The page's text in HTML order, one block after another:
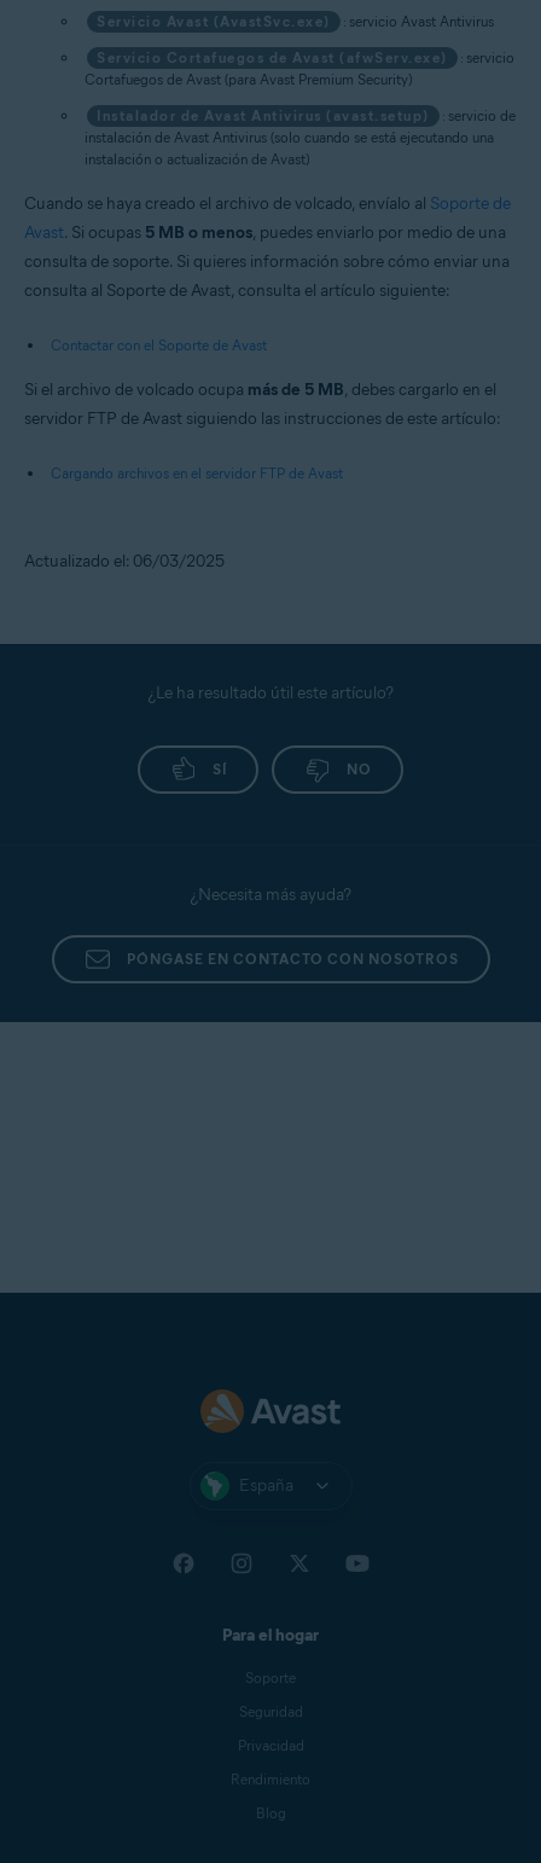
Servicio Avast (AvastSvc.exe)
: servicio Avast Antivirus
Servicio Cortafuegos de Avast (afwServ.exe)
: servicio
Cortafuegos de Avast (para Avast Premium Security)
Instalador de Avast Antivirus (avast.setup)
: servicio de
instalación de Avast Antivirus (solo cuando se está ejecutando una
instalación o actualización de Avast)
Cuando se haya creado el archivo de volcado, envíalo al Soporte de
Avast. Si ocupas 5 MB o menos, puedes enviarlo por medio de una
consulta de soporte. Si quieres información sobre cómo enviar una
consulta al Soporte de Avast, consulta el artículo siguiente:
Contactar con el Soporte de Avast
Si el archivo de volcado ocupa más de 5 MB, debes cargarlo en el
servidor FTP de Avast siguiendo las instrucciones de este artículo:
Cargando archivos en el servidor FTP de Avast
Actualizado el: 06/03/2025
¿Le ha resultado útil este artículo?
SÍ NO
¿Necesita más ayuda?
PÓNGASE EN CONTACTO CON NOSOTROS
España
Para el hogar
Soporte
Seguridad
Privacidad
Rendimiento
Blog